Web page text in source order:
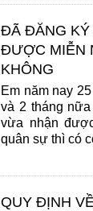
ĐÃ ĐĂNG KÝ
ĐƯỢC MIỄN
KHÔNG
Em năm nay
và 2 tháng
vừa nhận
quân sự thì có
QUY ĐỊNH